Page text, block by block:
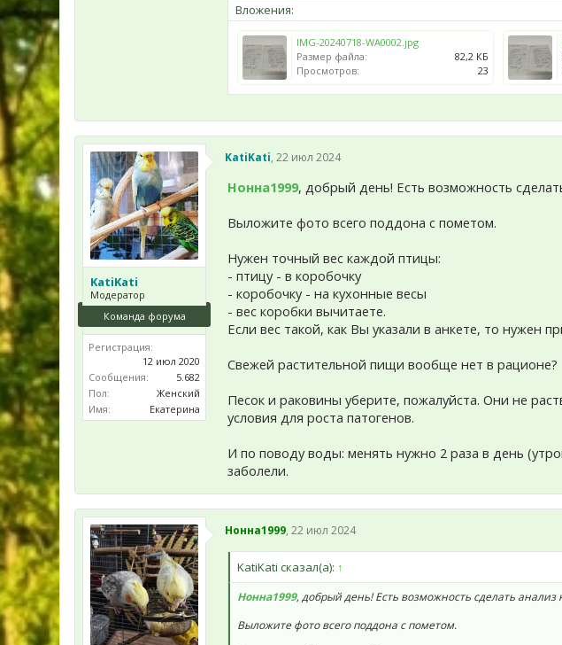
Вложения:
IMG-20240718-WA0002.jpg
Размер файла:
82,2 КБ
Просмотров:
23
KatiKati
Модератор
Команда форума
Регистрация:
12 июл 2020
Сообщения:
5.682
Пол:
Женский
Имя:
Екатерина
KatiKati, 22 июл 2024
Нонна1999, добрый день! Есть возможность
Выложите фото всего поддона с пометом.
Нужен точный вес каждой птицы:
- птицу - в коробочку
- коробочку - на кухонные весы
- вес коробки вычитаете.
Если вес такой, как Вы указали в анкете, то нужен
Свежей растительной пищи вообще нет в рационе?
Песок и раковины уберите, пожалуйста. Они не
условия для роста патогенов.
И по поводу воды: менять нужно 2 раза в день
заболели.
Нонна1999, 22 июл 2024
KatiKati сказал(а): ↑
Нонна1999, добрый день! Есть возможность сделать анализ
Выложите фото всего поддона с пометом.